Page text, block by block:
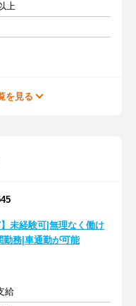
上
を見る
】未経験可|無理なく働け
勤務|車通勤が可能
給